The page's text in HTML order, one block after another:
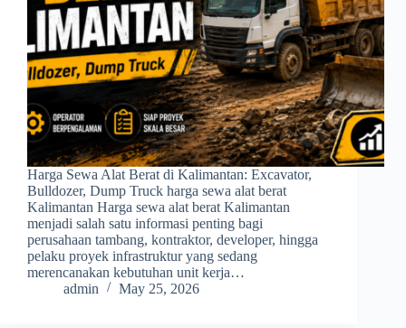
Harga Sewa Alat Berat di Kalimantan: Excavator,
Bulldozer, Dump Truck harga sewa alat berat
Kalimantan Harga sewa alat berat Kalimantan
menjadi salah satu informasi penting bagi
perusahaan tambang, kontraktor, developer, hingga
pelaku proyek infrastruktur yang sedang
merencanakan kebutuhan unit kerja…
admin
May 25, 2026